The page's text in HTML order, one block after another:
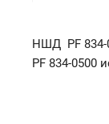
НШД PF 834-
PF 834-0500